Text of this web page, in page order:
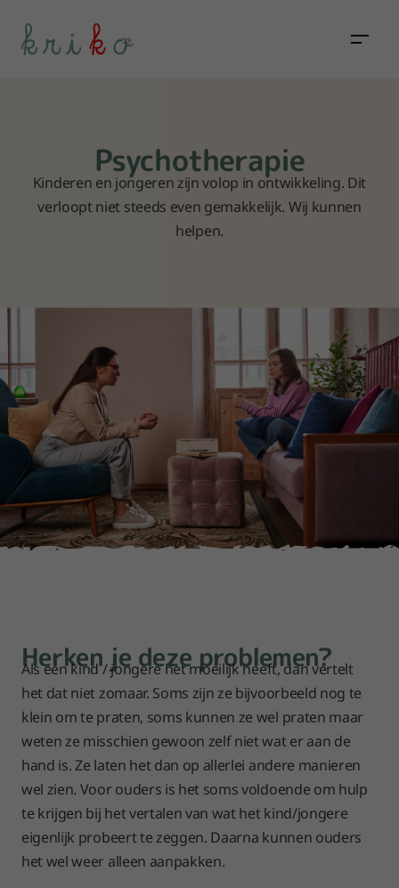
Psychotherapie
Kinderen en jongeren zijn volop in ontwikkeling. Dit
verloopt niet steeds even gemakkelijk. Wij kunnen
helpen.
Herken je deze problemen?
Als een kind / jongere het moeilijk heeft, dan vertelt
het dat niet zomaar. Soms zijn ze bijvoorbeeld nog te
klein om te praten, soms kunnen ze wel praten maar
weten ze misschien gewoon zelf niet wat er aan de
hand is. Ze laten het dan op allerlei andere manieren
wel zien. Voor ouders is het soms voldoende om hulp
te krijgen bij het vertalen van wat het kind/jongere
eigenlijk probeert te zeggen. Daarna kunnen ouders
het wel weer alleen aanpakken.